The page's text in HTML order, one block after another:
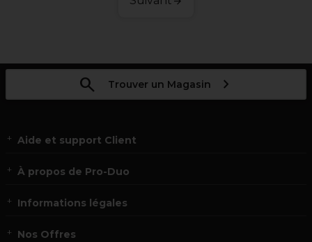
Trouver un Magasin
Aide et support Client
À propos de Pro-Duo
Informations légales
Nos Offres